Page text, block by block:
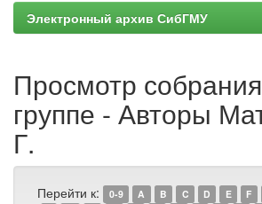
Электронный архив СибГМУ
Просмотр
группе - Авторы
Г.
Перейти к: 0-9 A B C D E F